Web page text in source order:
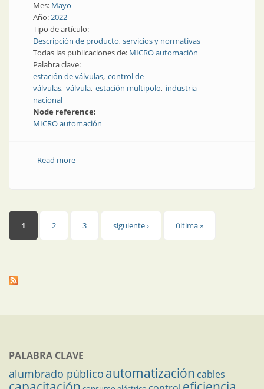
Mes: Mayo
Año:2022
Tipo de artículo:
Descripción de producto, servicios y normativas
Todas las publicaciones de: MICRO automación
Palabra clave:
estación de válvulas control de
válvulas válvula estación multipolo industria
nacional
Node reference:
MICRO automación
Read moreabout Nueva estación de válvulas
Páginas
1 2 3 siguiente › última »
PALABRA CLAVE
alumbrado público automatización cables